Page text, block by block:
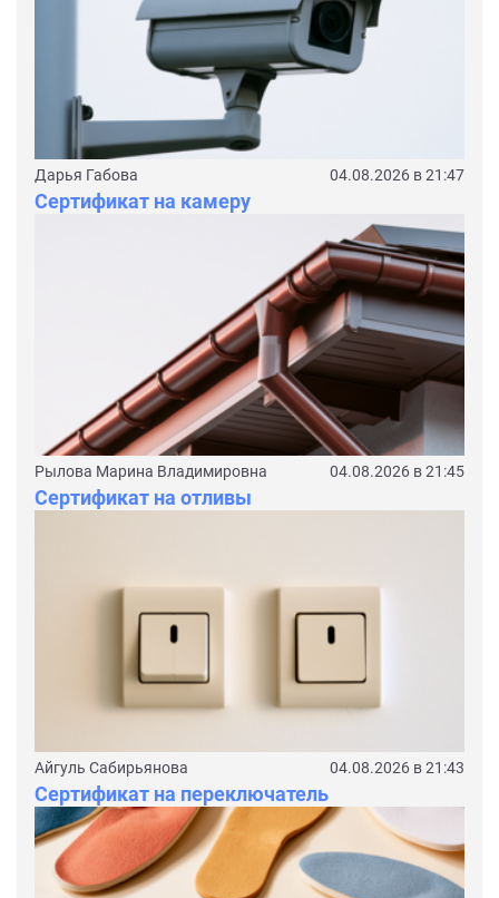
Дарья Габова 04.08.2026 в 21:47
Сертификат на камеру
Рылова Марина Владимировна 04.08.2026 в 21:45
Сертификат на отливы
Айгуль Сабирьянова 04.08.2026 в 21:43
Сертификат на переключатель